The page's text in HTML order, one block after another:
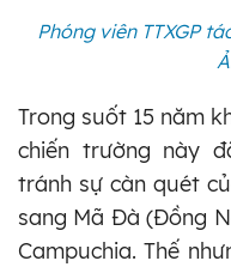
Phóng viên TTXGP
Trong suốt 15 năm
chiến trường này
tránh sự càn quét
sang Mã Đà (Đồng
Campuchia. Thế